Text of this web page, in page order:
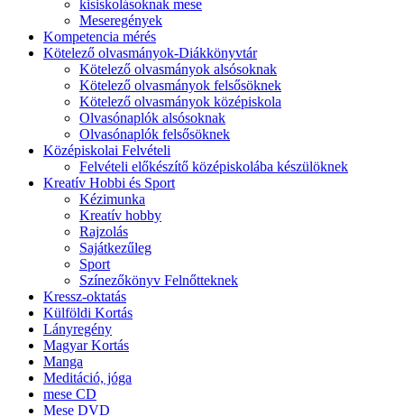
kisiskolásoknak mese
Meseregények
Kompetencia mérés
Kötelező olvasmányok-Diákkönyvtár
Kötelező olvasmányok alsósoknak
Kötelező olvasmányok felsősöknek
Kötelező olvasmányok középiskola
Olvasónaplók alsósoknak
Olvasónaplók felsősöknek
Középiskolai Felvételi
Felvételi előkészítő középiskolába készülöknek
Kreatív Hobbi és Sport
Kézimunka
Kreatív hobby
Rajzolás
Sajátkezűleg
Sport
Színezőkönyv Felnőtteknek
Kressz-oktatás
Külföldi Kortás
Lányregény
Magyar Kortás
Manga
Meditáció, jóga
mese CD
Mese DVD